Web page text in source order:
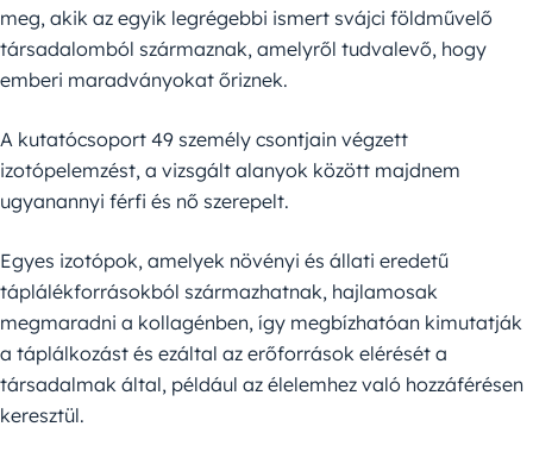
meg, akik az egyik legrégebbi ismert svájci földművelő
társadalomból származnak, amelyről tudvalevő, hogy
emberi maradványokat őriznek.
A kutatócsoport 49 személy csontjain végzett
izotópelemzést, a vizsgált alanyok között majdnem
ugyanannyi férfi és nő szerepelt.
Egyes izotópok, amelyek növényi és állati eredetű
táplálékforrásokból származhatnak, hajlamosak
megmaradni a kollagénben, így megbízhatóan kimutatják
a táplálkozást és ezáltal az erőforrások elérését a
társadalmak által, például az élelemhez való hozzáférésen
keresztül.